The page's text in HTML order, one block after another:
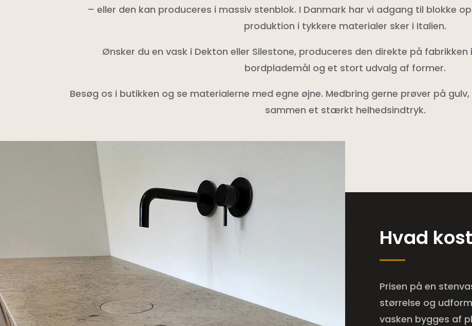
– eller den kan produceres i massiv stenblok. I Danmark har vi adgang til blokke
produktion i tykkere materialer sker i Italien.
Ønsker du en vask i Dekton eller Silestone, produceres den direkte på fabrikken
bordplademål og et stort udvalg af former.
Besøg os i butikken og se materialerne med egne øjne. Medbring gerne prøver på
sammen et stærkt helhedsindtryk.
Hvad
Prisen på en
størrelse og
vasken bygges af